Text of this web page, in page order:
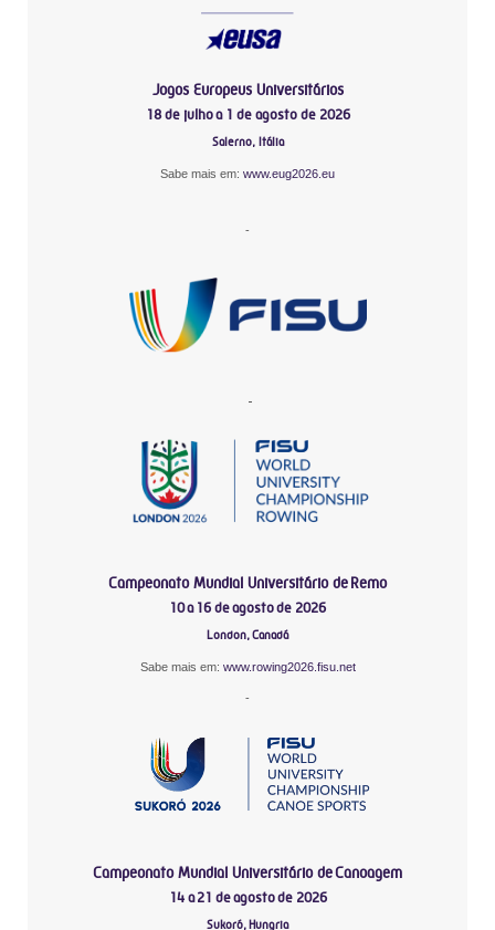
Jogos Europeus Universitários
18 de julho a 1 de agosto de 2026
Salerno, Itália
Sabe mais em: www.eug2026.eu
-
-
Campeonato Mundial Universitário de Remo
10 a 16 de agosto de 2026
London, Canadá
Sabe mais em: www.rowing2026.fisu.net
-
Campeonato Mundial Universitário de Canoagem
14 a 21 de agosto de 2026
Sukoró, Hungria